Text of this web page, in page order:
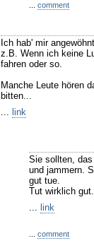
comment
Ich hab' mir
z.B. Wenn ich keine
fahren oder so.
Manche Leute hören
bitten...
... link
Sie sollten,
und jammern.
gut tue.
Tut wirklich gut.
... link
comment